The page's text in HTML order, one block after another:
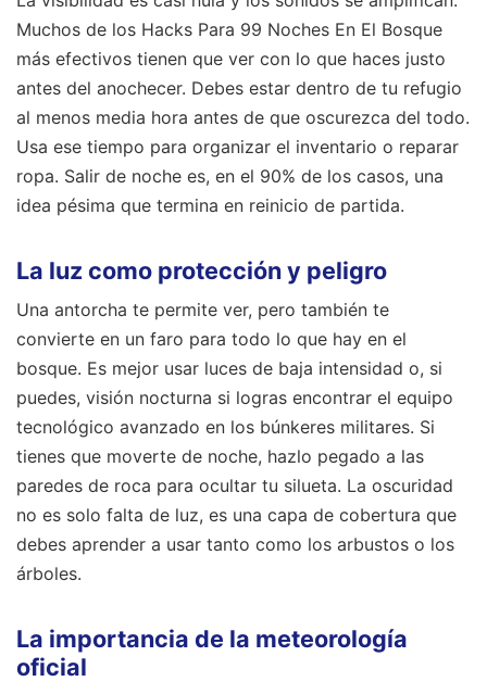
Muchos de los Hacks Para 99 Noches En El Bosque
más efectivos tienen que ver con lo que haces justo
antes del anochecer. Debes estar dentro de tu refugio
al menos media hora antes de que oscurezca del todo.
Usa ese tiempo para organizar el inventario o reparar
ropa. Salir de noche es, en el 90% de los casos, una
idea pésima que termina en reinicio de partida.
La luz como protección y peligro
Una antorcha te permite ver, pero también te
convierte en un faro para todo lo que hay en el
bosque. Es mejor usar luces de baja intensidad o, si
puedes, visión nocturna si logras encontrar el equipo
tecnológico avanzado en los búnkeres militares. Si
tienes que moverte de noche, hazlo pegado a las
paredes de roca para ocultar tu silueta. La oscuridad
no es solo falta de luz, es una capa de cobertura que
debes aprender a usar tanto como los arbustos o los
árboles.
La importancia de la meteorología
oficial